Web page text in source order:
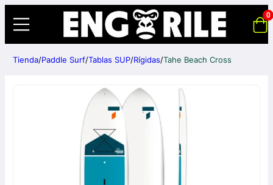
0
Tienda/Paddle Surf/Tablas SUP/Rígidas/Tahe Beach Cross